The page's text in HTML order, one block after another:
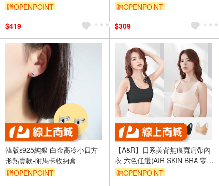
贈OPENPOINT
$419
贈OPENPOINT
$309
韓版s925純銀 白金高冷小四方
形熱賣款-附馬卡收納盒
贈OPENPOINT
【A&R】日系美背無痕寬肩帶內
衣 六色任選(AIR SKIN BRA 零重
力無痕內衣 無鋼圈 舒適透氣)
贈OPENPOINT